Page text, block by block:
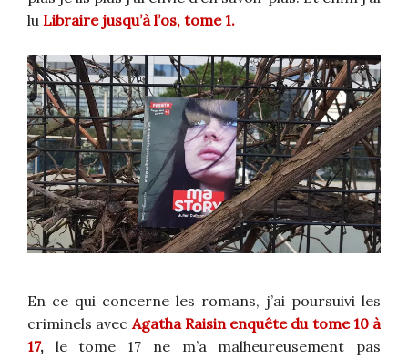
lu Libraire jusqu’à l’os, tome 1.
En ce qui concerne les romans, j’ai poursuivi les
criminels avecAgatha Raisin enquête du tome 10 à
17, le tome 17 ne m’a malheureusement pas